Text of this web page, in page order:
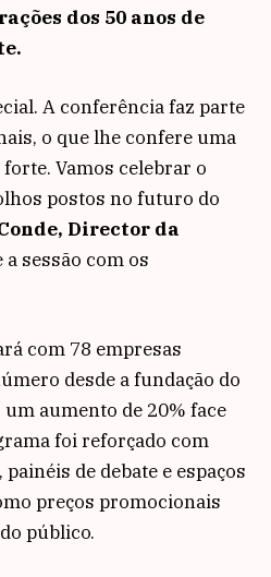
dos 50 anos de
A conferência faz parte
o que lhe confere uma
Vamos celebrar o
postos no futuro do
Director da
a sessão com os
com 78 empresas
desde a fundação do
aumento de 20% face
foi reforçado com
de debate e espaços
preços promocionais
público.